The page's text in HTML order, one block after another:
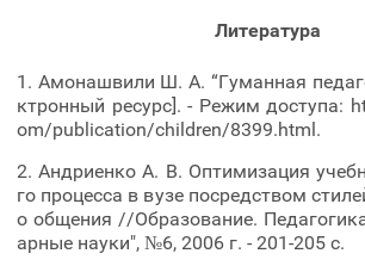
Литература
1. Амонашвили Ш. А. “Гуманная
ктронный ресурс]. - Режим доступа:
om/publication/children/8399.html.
2. Андриенко А. В. Оптимизация
го процесса в вузе посредством
о общения //Образование.
арные науки", №6, 2006 г. - 201-205 с.